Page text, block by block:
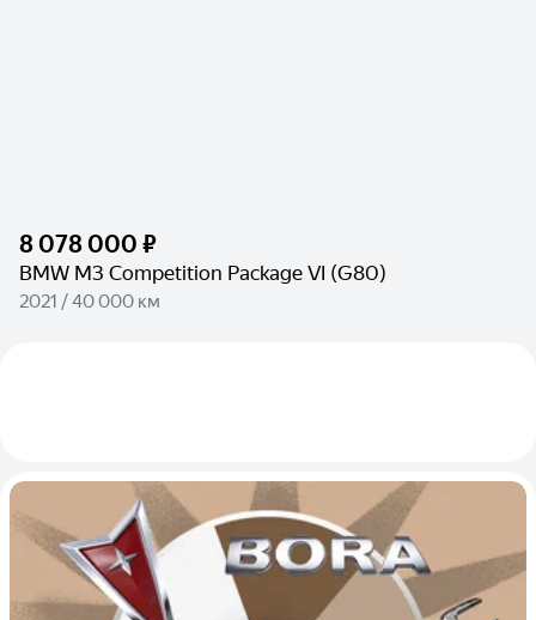
8 078 000 ₽
BMW M3 Competition Package VI (G80)
2021 / 40 000 км